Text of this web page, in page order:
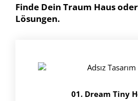
Finde Dein Traum Haus
Lösungen.
01. Dream Tiny